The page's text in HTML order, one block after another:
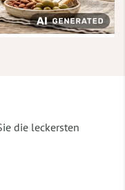
die leckersten